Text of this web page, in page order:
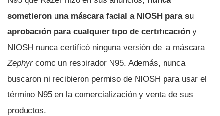
sometieron una máscara facial a NIOSH para su
aprobación para cualquier tipo de certificación y
NIOSH nunca certificó ninguna versión de la máscara
Zephyrcomo un respirador N95. Además, nunca
buscaron ni recibieron permiso de NIOSH para usar el
término N95 en la comercialización y venta de sus
productos.